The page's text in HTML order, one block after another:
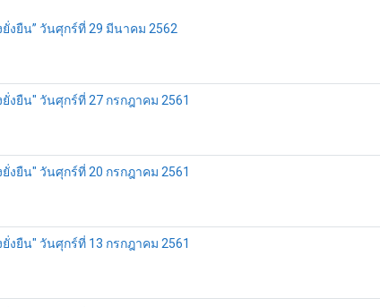
งยืน” วันศุกร์ที่ 29 มีนาคม 2562
ยืน" วันศุกร์ที่ 27 กรกฎาคม 2561
ยืน" วันศุกร์ที่ 20 กรกฎาคม 2561
ยืน" วันศุกร์ที่ 13 กรกฎาคม 2561